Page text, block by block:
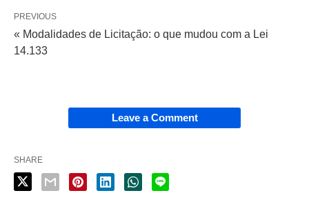
PREVIOUS
« Modalidades de Licitação: o que mudou com a Lei
14.133
Leave a Comment
SHARE